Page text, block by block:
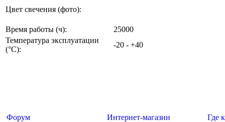
Цвет свечения (фото):
Время работы (ч):
25000
Температура эксплуатации
(°C):
-20 - +40
Форум Интернет-магазин
Где